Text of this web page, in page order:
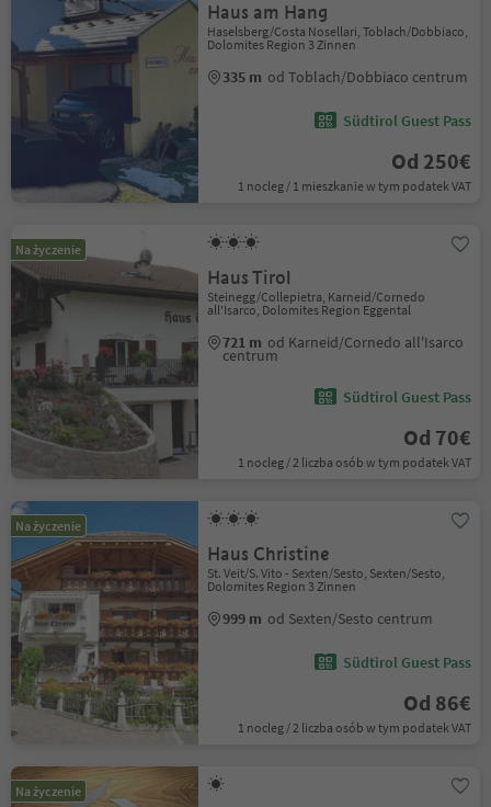
Haus am Hang
Haselsberg/Costa Nosellari, Toblach/Dobbiaco,
Dolomites Region 3 Zinnen
335 m od Toblach/Dobbiaco centrum
Südtirol Guest Pass
Od 250€
1 nocleg / 1 mieszkanie w tym podatek VAT
Na życzenie
Haus Tirol
Steinegg/Collepietra, Karneid/Cornedo
all'Isarco, Dolomites Region Eggental
721 m od Karneid/Cornedo all'Isarco
centrum
Südtirol Guest Pass
Od 70€
1 nocleg / 2 liczba osób w tym podatek VAT
Na życzenie
Haus Christine
St. Veit/S. Vito - Sexten/Sesto, Sexten/Sesto,
Dolomites Region 3 Zinnen
999 m od Sexten/Sesto centrum
Südtirol Guest Pass
Od 86€
1 nocleg / 2 liczba osób w tym podatek VAT
Na życzenie